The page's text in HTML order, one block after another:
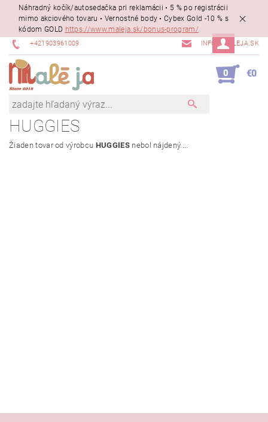
Náhradný kočík/autosedačka pri reklamácii • 5 % po registrácii
mimo akciového tovaru • Vernostné body • Cybex Gold -10 % s
kódom GOLD https://www.maleja.sk/bonus-program/
+421903961009 INFO@MALEJA.SK
0 €0
HUGGIES
Žiaden tovar od výrobcu HUGGIESnebol nájdený....